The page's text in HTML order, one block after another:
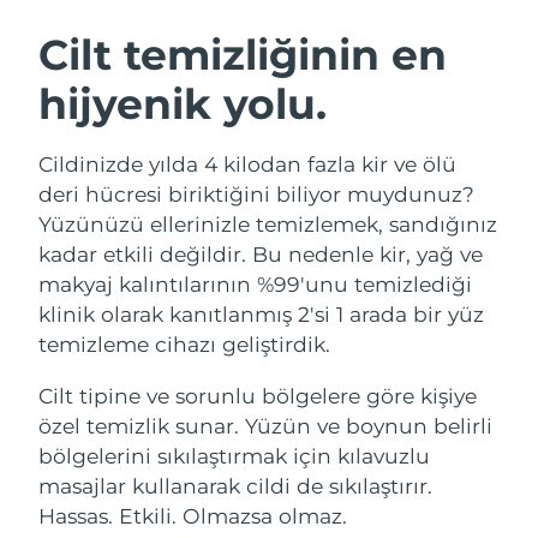
Cilt temizliğinin en
hijyenik yolu.
Cildinizde yılda 4 kilodan fazla kir ve ölü
deri hücresi biriktiğini biliyor muydunuz?
Yüzünüzü ellerinizle temizlemek, sandığınız
kadar etkili değildir. Bu nedenle kir, yağ ve
makyaj kalıntılarının %99'unu temizlediği
klinik olarak kanıtlanmış 2'si 1 arada bir yüz
temizleme cihazı geliştirdik.
Cilt tipine ve sorunlu bölgelere göre kişiye
özel temizlik sunar. Yüzün ve boynun belirli
bölgelerini sıkılaştırmak için kılavuzlu
masajlar kullanarak cildi de sıkılaştırır.
Hassas. Etkili. Olmazsa olmaz.
LUNA™ 4 seti
Anti-aging massage
LUNA™ 4 Plus
Massage, LED heating
LUNA™ 4 Men
For men, anti-aging massage
BEAR™ 2 seti
Microcurrent toning
BEAR™ 2 go
Microcurrent toning on-the-go
BEAR™ 2 eyes & lips
Microcurrent line smoothing device
Nemlendirme
UFO™ 3 seti
Deep facial hydration
UFO™ 3 LED
Near-infrared and red light therapy
device
Ağız bakımı
issa™ 4
Hybrid silicone sonic toothbrush
issa™ 4 plus
Smart hybrid silicone sonic toothbrush
FAQ™ YAŞLANMA KARŞITI BAKIM
Yaşlanma karşıtı LED bakım
NEW
Avusturya Tahmini teslim tarihi
Bahreyn Tahmini teslim tarihi
Belçika Tahmini teslim tarihi8/8/26
Bermuda Tahmini teslim tarihi8/14/26
Bosna-Hersek Tahmini teslim tarihi8/11/26
Brunei Tahmini teslim tarihi
Bulgaristan Tahmini teslim tarihi8/8/26
Kanada Tahmini teslim tarihi
Şili Tahmini teslim tarihi